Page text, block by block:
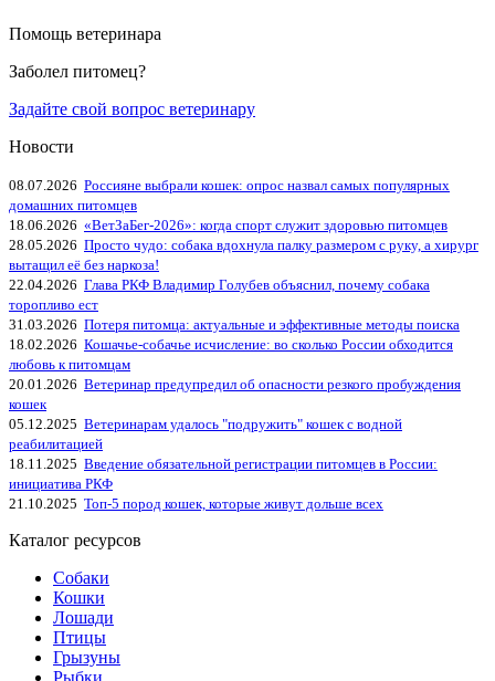
Помощь ветеринара
Заболел питомец?
Задайте свой вопрос ветеринару
Новости
08.07.2026 Россияне выбрали кошек: опрос назвал самых популярных
домашних питомцев
18.06.2026 «ВетЗаБег‑2026»: когда спорт служит здоровью питомцев
28.05.2026 Просто чудо: собака вдохнула палку размером с руку, а хирург
вытащил её без наркоза!
22.04.2026 Глава РКФ Владимир Голубев объяснил, почему собака
торопливо ест
31.03.2026 Потеря питомца: актуальные и эффективные методы поиска
18.02.2026 Кошачье-собачье исчисление: во сколько России обходится
любовь к питомцам
20.01.2026 Ветеринар предупредил об опасности резкого пробуждения
кошек
05.12.2025 Ветеринарам удалось "подружить" кошек с водной
реабилитацией
18.11.2025 Введение обязательной регистрации питомцев в России:
инициатива РКФ
21.10.2025 Топ-5 пород кошек, которые живут дольше всех
Каталог ресурсов
Собаки
Кошки
Лошади
Птицы
Грызуны
Рыбки